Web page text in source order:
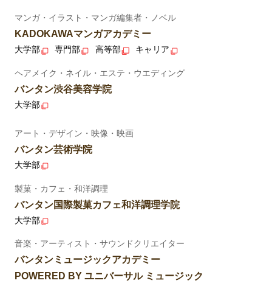
マンガ・イラスト・マンガ編集者・ノベル
KADOKAWAマンガアカデミー
大学部 専門部 高等部 キャリア
ヘアメイク・ネイル・エステ・ウエディング
バンタン渋谷美容学院
大学部
アート・デザイン・映像・映画
バンタン芸術学院
大学部
製菓・カフェ・和洋調理
バンタン国際製菓カフェ和洋調理学院
大学部
音楽・アーティスト・サウンドクリエイター
バンタンミュージックアカデミー
POWERED BY ユニバーサル ミュージック